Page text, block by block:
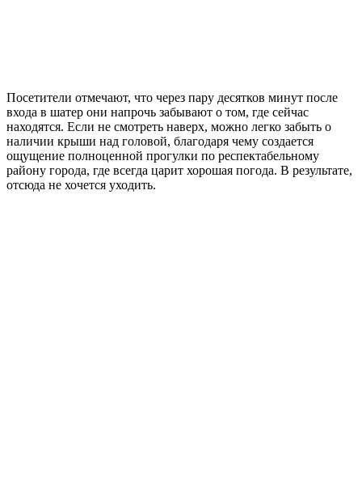
Посетители отмечают, что через пару десятков минут после
входа в шатер они напрочь забывают о том, где сейчас
находятся. Если не смотреть наверх, можно легко забыть о
наличии крыши над головой, благодаря чему создается
ощущение полноценной прогулки по респектабельному
району города, где всегда царит хорошая погода. В результате,
отсюда не хочется уходить.